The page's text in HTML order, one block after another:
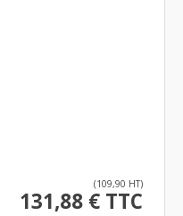
(109,90 HT)
131,88 € TTC